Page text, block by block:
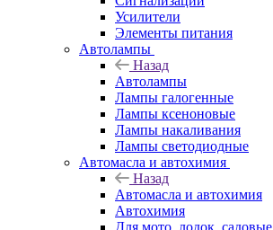
Усилители
Элементы питания
Автолампы
Назад
Автолампы
Лампы галогенные
Лампы ксеноновые
Лампы накаливания
Лампы светодиодные
Автомасла и автохимия
Назад
Автомасла и автохимия
Автохимия
Для мото, лодок, садовые